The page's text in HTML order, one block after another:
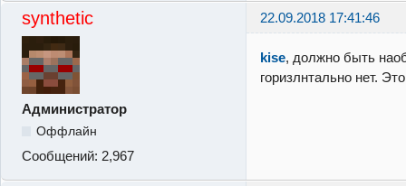
synthetic 22.09.2018 17:41:46
Администратор
Оффлайн
Сообщений: 2,967
kise, должно быть
горизлнтально нет.